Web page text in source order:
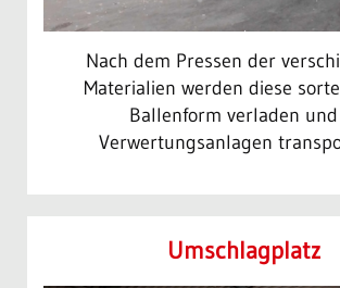
Nach dem Pressen der
Materialien werden diese
Ballenform verladen
Verwertungsanlagen
Umschlag­platz